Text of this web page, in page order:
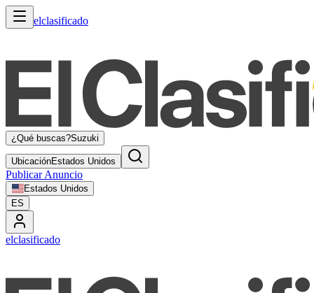
elclasificado
¿Qué buscas?Suzuki
UbicaciónEstados Unidos
Publicar Anuncio
Estados Unidos
ES
elclasificado